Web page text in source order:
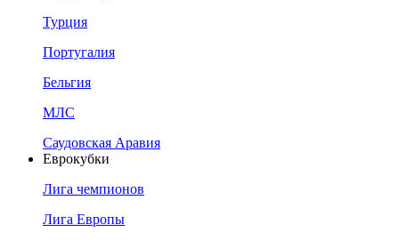
Турция
Португалия
Бельгия
МЛС
Саудовская Аравия
Еврокубки
Лига чемпионов
Лига Европы